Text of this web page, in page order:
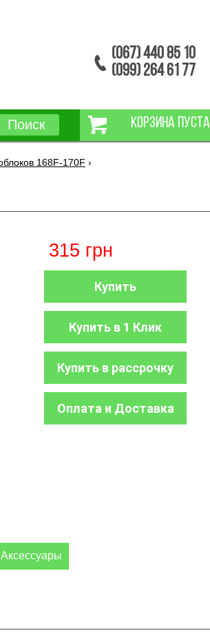
(067) 440 85 10
(099) 264 61 77
Поиск КОРЗИНА ПУСТА
168F-170F ›
315 грн
Купить
Купить в 1 Клик
Купить в рассрочку
Оплата и Доставка
Аксессуары